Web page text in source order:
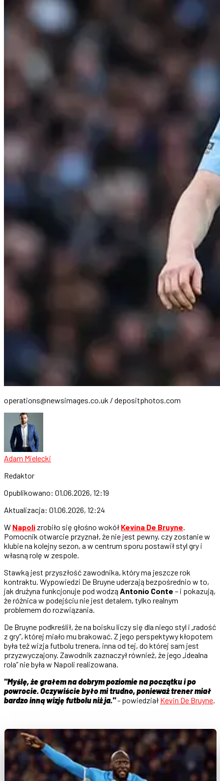
operations@newsimages.co.uk / depositphotos.com
Adam Mielecki
Redaktor
Opublikowano: 01.06.2026, 12:19
Aktualizacja: 01.06.2026, 12:24
W Napoli zrobiło się głośno wokół Kevina De Bruyne.
Pomocnik otwarcie przyznał, że nie jest pewny, czy zostanie w
klubie na kolejny sezon, a w centrum sporu postawił styl gry i
własną rolę w zespole.
Stawką jest przyszłość zawodnika, który ma jeszcze rok
kontraktu. Wypowiedzi De Bruyne uderzają bezpośrednio w to,
jak drużyna funkcjonuje pod wodząAntonio Conte – i pokazują,
że różnica w podejściu nie jest detalem, tylko realnym
problemem do rozwiązania.
De Bruyne podkreślił, że na boisku liczy się dla niego styl i „radość
z gry”, której miało mu brakować. Z jego perspektywy kłopotem
była też wizja futbolu trenera, inna od tej, do której sam jest
przyzwyczajony. Zawodnik zaznaczył również, że jego „idealna
rola” nie była w Napoli realizowana.
"Myślę, że grałem na dobrym poziomie na początku i po
powrocie. Oczywiście było mi trudno, ponieważ trener miał
bardzo inną wizję futbolu niż ja."- powiedział Kevin De Bruyne.